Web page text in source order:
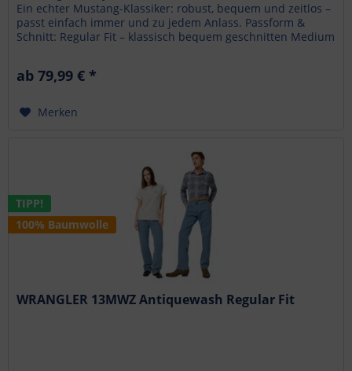
Ein echter Mustang-Klassiker: robust, bequem und zeitlos –
passt einfach immer und zu jedem Anlass. Passform &
Schnitt: Regular Fit – klassisch bequem geschnitten Medium
ab 79,99 € *
Merken
TIPP!
100% Baumwolle
WRANGLER 13MWZ Antiquewash Regular Fit